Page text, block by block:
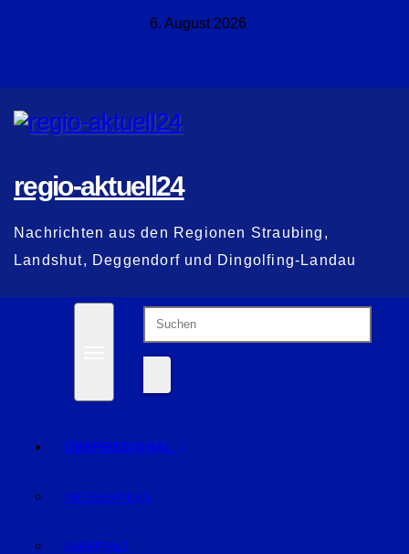
6. August 2026
regio-aktuell24
Nachrichten aus den Regionen Straubing,
Landshut, Deggendorf und Dingolfing-Landau
ÜBERREGIONAL
NIEDERBAYERN
OBERPFALZ